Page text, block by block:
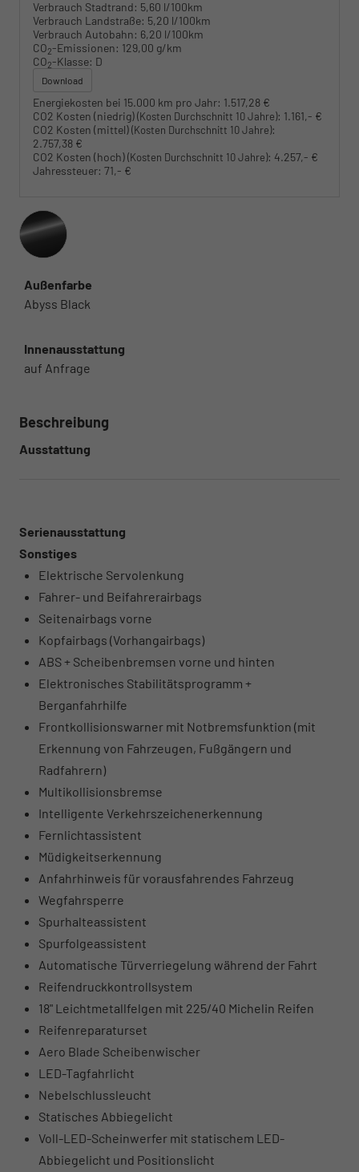
Verbrauch Stadtrand: 5,60 l/100km
Verbrauch Landstraße: 5,20 l/100km
Verbrauch Autobahn: 6,20 l/100km
CO2-Emissionen: 129,00 g/km
CO2-Klasse: D
Download
Energiekosten bei 15.000 km pro Jahr: 1.517,28 €
CO2 Kosten (niedrig)(Kosten Durchschnitt 10 Jahre): 1.161,- €
CO2 Kosten (mittel)(Kosten Durchschnitt 10 Jahre):
2.757,38 €
CO2 Kosten (hoch)(Kosten Durchschnitt 10 Jahre): 4.257,- €
Jahressteuer: 71,- €
Außenfarbe
Abyss Black
Innenausstattung
auf Anfrage
Beschreibung
Ausstattung
Serienausstattung
Sonstiges
Elektrische Servolenkung
Fahrer- und Beifahrerairbags
Seitenairbags vorne
Kopfairbags (Vorhangairbags)
ABS + Scheibenbremsen vorne und hinten
Elektronisches Stabilitätsprogramm +
Berganfahrhilfe
Frontkollisionswarner mit Notbremsfunktion (mit
Erkennung von Fahrzeugen, Fußgängern und
Radfahrern)
Multikollisionsbremse
Intelligente Verkehrszeichenerkennung
Fernlichtassistent
Müdigkeitserkennung
Anfahrhinweis für vorausfahrendes Fahrzeug
Wegfahrsperre
Spurhalteassistent
Spurfolgeassistent
Automatische Türverriegelung während der Fahrt
Reifendruckkontrollsystem
18" Leichtmetallfelgen mit 225/40 Michelin Reifen
Reifenreparaturset
Aero Blade Scheibenwischer
LED-Tagfahrlicht
Nebelschlussleucht
Statisches Abbiegelicht
Voll-LED-Scheinwerfer mit statischem LED-
Abbiegelicht und Positionslicht